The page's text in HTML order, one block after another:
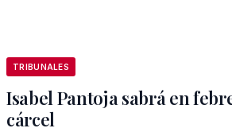
TRIBUNALES
Isabel Pantoja sabrá en
cárcel